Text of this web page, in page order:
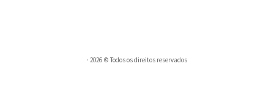
· 2026 © Todos os direitos reservados